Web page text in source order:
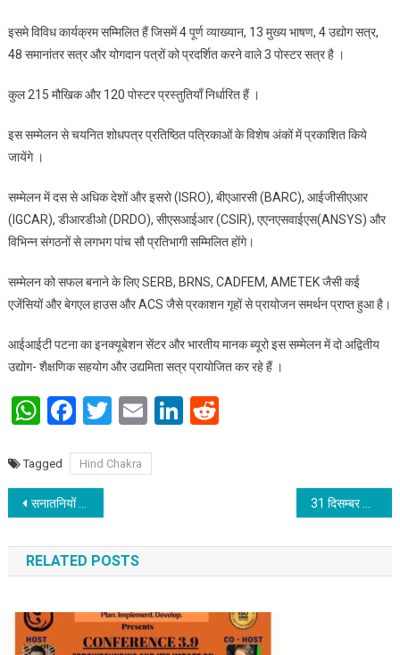
इसमे विविध कार्यक्रम सम्मिलित हैं जिसमें 4 पूर्ण व्याख्यान, 13 मुख्य भाषण, 4 उद्योग सत्र,
48 समानांतर सत्र और योगदान पत्रों को प्रदर्शित करने वाले 3 पोस्टर सत्र है ।
कुल 215 मौखिक और 120 पोस्टर प्रस्तुतियाँ निर्धारित हैं ।
इस सम्मेलन से चयनित शोधपत्र प्रतिष्ठित पत्रिकाओं के विशेष अंकों में प्रकाशित किये
जायेंगे ।
सम्मेलन में दस से अधिक देशों और इसरो (ISRO), बीएआरसी (BARC), आईजीसीएआर
(IGCAR), डीआरडीओ (DRDO), सीएसआईआर (CSIR), एएनएसवाईएस(ANSYS) और
विभिन्न संगठनों से लगभग पांच सौ प्रतिभागी सम्मिलित होंगे।
सम्मेलन को सफल बनाने के लिए SERB, BRNS, CADFEM, AMETEK जैसी कई
एजेंसियों और बेगएल हाउस और ACS जैसे प्रकाशन गृहों से प्रायोजन समर्थन प्राप्त हुआ है।
आईआईटी पटना का इनक्यूबेशन सेंटर और भारतीय मानक ब्यूरो इस सम्मेलन में दो अद्वितीय
उद्योग- शैक्षणिक सहयोग और उद्यमिता सत्र प्रायोजित कर रहे हैं ।
WhatsApp
Facebook
Twitter
EmailLinkedIn
Reddit
Tagged Hind Chakra
Post navigation
सनातनियों को बिना केक काटे ही जन्म दिन मनाना चाहिए : डॉ प्रभात चंद्रा
RELATED POSTS